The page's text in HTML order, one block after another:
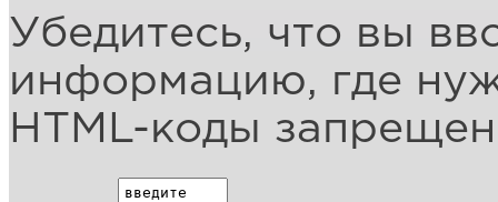
Убедитесь, что вы
информацию, где
HTML-коды